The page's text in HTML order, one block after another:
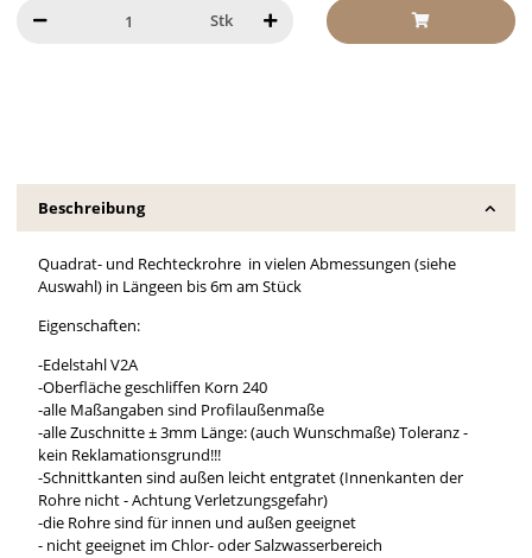
Stk
Beschreibung
Quadrat- und Rechteckrohre in vielen Abmessungen (siehe
Auswahl) in Längeen bis 6m am Stück
Eigenschaften:
-Edelstahl V2A
-Oberfläche geschliffen Korn 240
-alle Maßangaben sind Profilaußenmaße
-alle Zuschnitte ± 3mm Länge: (auch Wunschmaße) Toleranz -
kein Reklamationsgrund!!!
-Schnittkanten sind außen leicht entgratet (Innenkanten der
Rohre nicht - Achtung Verletzungsgefahr)
-die Rohre sind für innen und außen geeignet
- nicht geeignet im Chlor- oder Salzwasserbereich